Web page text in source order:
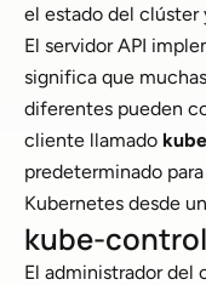
el estado del
El servidor API
significa que
diferentes pueden
cliente llamado
predeterminado
Kubernetes desde
kube-
El administrador del